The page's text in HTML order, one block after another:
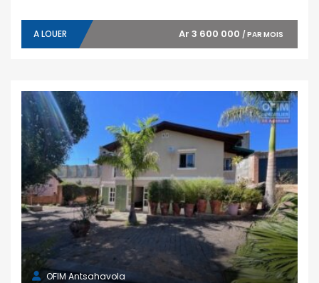
A LOUER Ar 3 600 000 / PAR MOIS
OFIM Antsahavola